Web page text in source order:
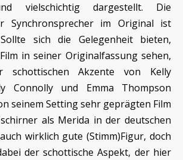
vielschichtig dargestellt. Die
Synchronsprecher im Original ist
sich die Gelegenheit bieten,
in seiner Originalfassung sehen,
schottischen Akzente von Kelly
Connolly und Emma Thompson
seinem Setting sehr geprägten Film
als Merida in der deutschen
wirklich gute (Stimm)Figur, doch
der schottische Aspekt, der hier